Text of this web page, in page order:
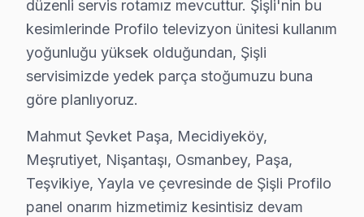
• Şişli'de Ekran Arızaları: Panel çizgisi, renk
• Şişli'de Güç Sorunları: Kırmızı ışık yanıp sönüyor,
• Şişli'de Ses Arızaları: Hoparlör bozukluğu, ses yok,
• Şişli'de Kart Arızaları: T-Con kartı, power board,
• Şişli'de Yazılım Sorunları: Uygulama açılmıyor,
• Şişli'de Bağlantı Sorunları: HDMI algılanmıyor,
Chip-level arıza giderme kapasitemizle Şişli'deki
Şişli Profilo TV Teknik Destek Kapsamımız
düzenli servis rotamız mevcuttur. Şişli'nin bu
kesimlerinde Profilo televizyon ünitesi kullanım
yoğunluğu yüksek olduğundan, Şişli
servisimizde yedek parça stoğumuzu buna
göre planlıyoruz.
Mahmut Şevket Paşa, Mecidiyeköy,
Meşrutiyet, Nişantaşı, Osmanbey, Paşa,
Teşvikiye, Yayla ve çevresinde de Şişli Profilo
panel onarım hizmetimiz kesintisiz devam